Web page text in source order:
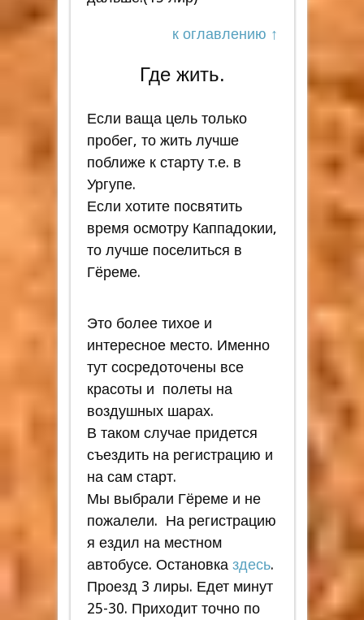
к оглавлению ↑
Где жить.
Если ваща цель только
пробег, то жить лучше
поближе к старту т.е. в
Ургупе.
Если хотите посвятить
время осмотру Каппадокии,
то лучше поселиться в
Гёреме.
Это более тихое и
интересное место. Именно
тут сосредоточены все
красоты и полеты на
воздушных шарах.
В таком случае придется
съездить на регистрацию и
на сам старт.
Мы выбрали Гёреме и не
пожалели. На регистрацию
я ездил на местном
автобусе. Остановказдесь.
Проезд 3 лиры. Едет минут
25-30. Приходит точно по